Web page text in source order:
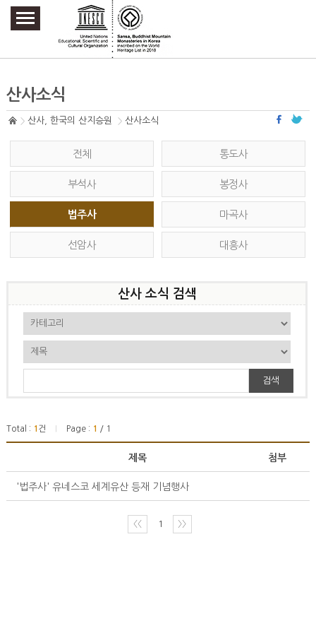
주요메뉴 바로가기
본문 바로가기
하단메뉴 바로가기
산사소식
산사, 한국의 산지승원 산사소식
전체 통도사
부석사 봉정사
법주사 마곡사
선암사 대흥사
산사 소식 검색
검색
Total : 1 건 Page : 1 / 1
제목 첨부
'법주사' 유네스코 세계유산 등재 기념행사
〈〈 1 〉〉